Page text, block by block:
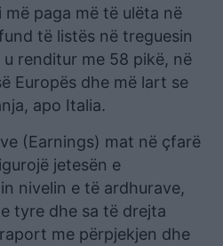
paga më të ulëta në
të listës në treguesin
renditur me 58 pikë, në
Europës dhe më lart se
apo Italia.
(Earnings) mat në çfarë
jetesën e
nivelin e të ardhurave,
tyre dhe sa të drejta
me përpjekjen dhe